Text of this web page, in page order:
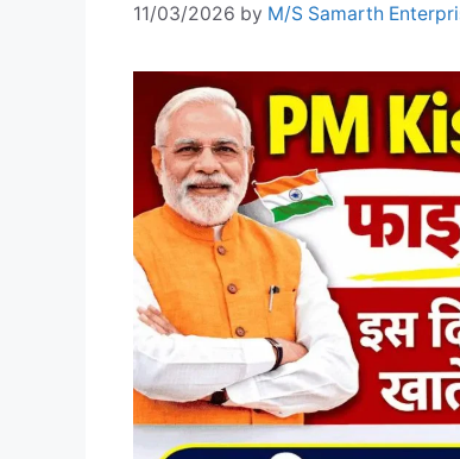
11/03/2026 by M/S Samarth